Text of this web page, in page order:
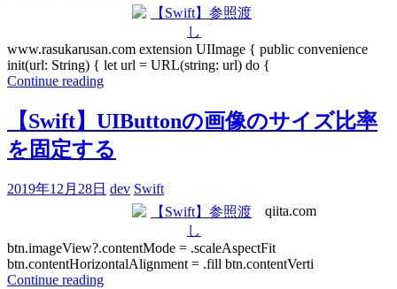
www.rasukarusan.com extension UIImage { public convenience
init(url: String) { let url = URL(string: url) do {
Continue reading
【Swift】UIButtonの画像のサイズ比率
を固定する
2019年12月28日 dev Swift
qiita.com
btn.imageView?.contentMode = .scaleAspectFit
btn.contentHorizontalAlignment = .fill btn.contentVerti
Continue reading